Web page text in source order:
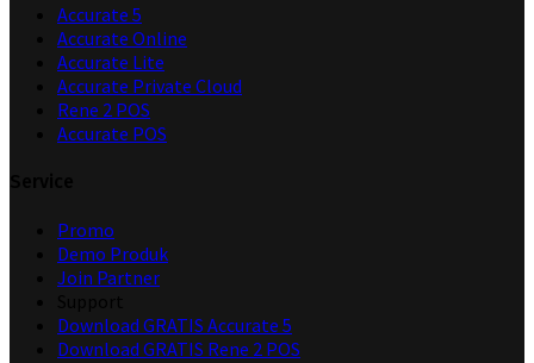
Accurate 5
Accurate Online
Accurate Lite
Accurate Private Cloud
Rene 2 POS
Accurate POS
Promo
Demo Produk
Join Partner
Download GRATIS Accurate 5
Download GRATIS Rene 2 POS